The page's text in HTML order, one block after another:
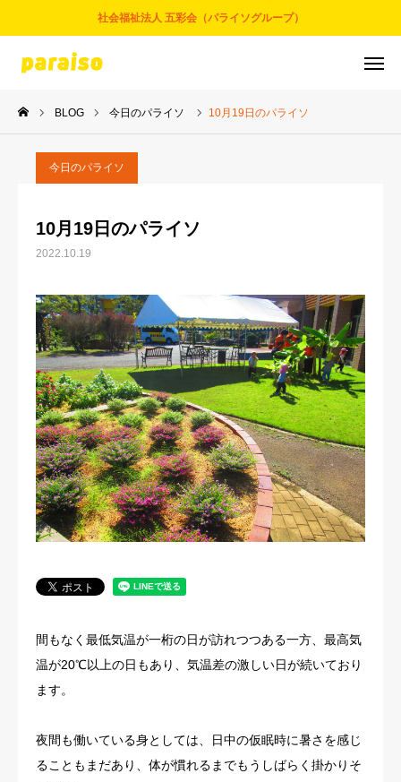
社会福祉法人 五彩会（パライソグループ）
BLOG 今日のパライソ 10月19日のパライソ
今日のパライソ
10月19日のパライソ
2022.10.19
間もなく最低気温が一桁の日が訪れつつある一方、最高気
温が20℃以上の日もあり、気温差の激しい日が続いており
ます。
夜間も働いている身としては、日中の仮眠時に暑さを感じ
ることもまだあり、体が慣れるまでもうしばらく掛かりそ
お問合せ サービスについて
アクセス
事業とサービス
お知らせ
パライソブログ
スタッフ紹介
法人概要